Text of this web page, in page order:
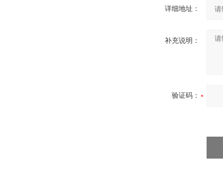
详细地址：
补充说明：
验证码：